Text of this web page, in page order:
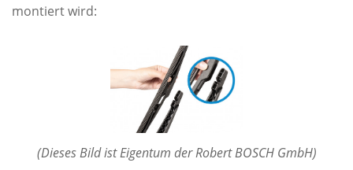
montiert wird:
(Dieses Bild ist Eigentum der Robert BOSCH GmbH)